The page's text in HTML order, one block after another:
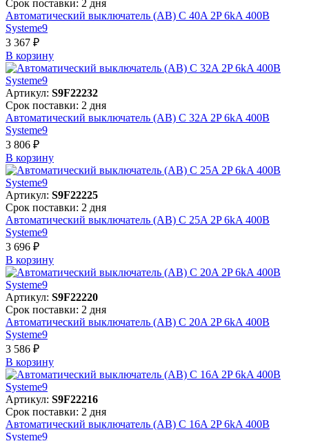
Срок поставки: 2 дня
Автоматический выключатель (АВ) C 40A 2P 6kA 400В
Systeme9
3 367 ₽
В корзинy
Артикул: S9F22232
Срок поставки: 2 дня
Автоматический выключатель (АВ) C 32A 2P 6kA 400В
Systeme9
3 806 ₽
В корзинy
Артикул: S9F22225
Срок поставки: 2 дня
Автоматический выключатель (АВ) C 25A 2P 6kA 400В
Systeme9
3 696 ₽
В корзинy
Артикул: S9F22220
Срок поставки: 2 дня
Автоматический выключатель (АВ) C 20A 2P 6kA 400В
Systeme9
3 586 ₽
В корзинy
Артикул: S9F22216
Срок поставки: 2 дня
Автоматический выключатель (АВ) C 16A 2P 6kA 400В
Systeme9